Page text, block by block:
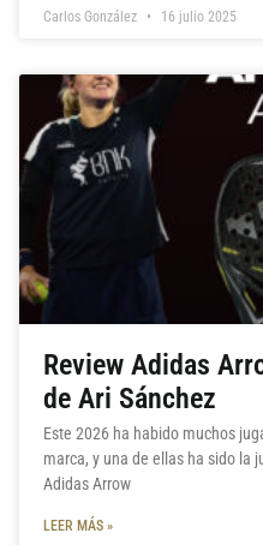
Carlos González 16 julio 2025
Review Adidas
de Ari Sánchez
Este 2026 ha habido muchos
marca, y una de ellas ha sido la
Adidas Arrow
LEER MÁS »